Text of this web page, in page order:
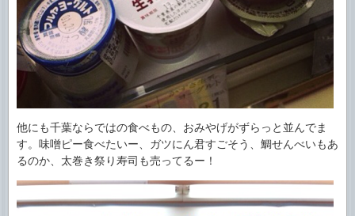
他にも千葉ならではの食べもの、おみやげがずらっと並んでま
す。味噌ピー食べたいー、ガツにん君すごそう、鯛せんべいもあ
るのか、太巻き祭り寿司も売ってるー！